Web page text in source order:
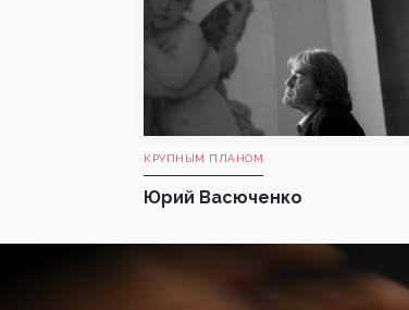
КРУПНЫМ ПЛАНОМ
Юрий Васюченко